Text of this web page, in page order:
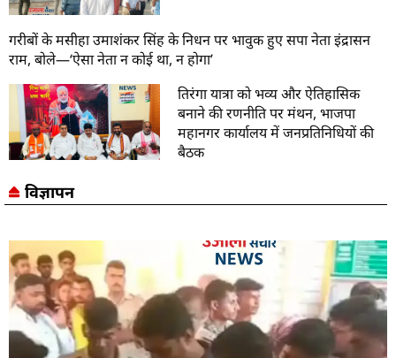
गरीबों के मसीहा उमाशंकर सिंह के निधन पर भावुक हुए सपा नेता इंद्रासन
राम, बोले—‘ऐसा नेता न कोई था, न होगा’
तिरंगा यात्रा को भव्य और ऐतिहासिक
बनाने की रणनीति पर मंथन, भाजपा
महानगर कार्यालय में जनप्रतिनिधियों की
बैठक
विज्ञापन